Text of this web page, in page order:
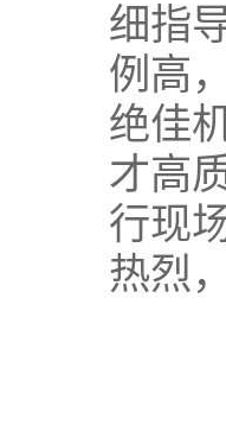
细指
例高
绝佳
才高
行现
热烈